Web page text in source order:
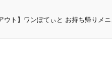
ウト】ワンぽてぃと お持ち帰りメ